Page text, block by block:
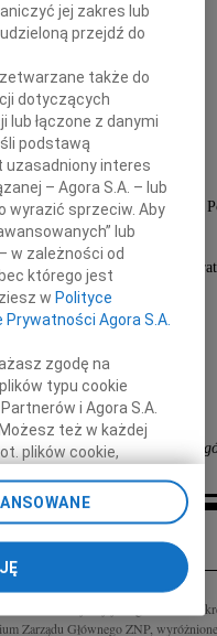
smutkiem zawiadamiamy,
16 sierpnia 2011 roku
odszedł na zawsze
Kolega
Ujejski
Związku Nauczycielstwa
wśród nas była nieoceniona.
stanowi niepowetowaną
Naszego Prezesa
składamy
najgłębszego współczucia.
z Oddziału ZNP Kraków -
kondolencje
kol. Andrzeja Ujejskiego Prezesa
Zarządu Głównego ZNP,
jej zakres lub
przejdź do
także do
dotyczących
lub łączone z danymi
podstawą
interes
– Agora S.A. – lub
wyrazić sprzeciw. Aby
lub
w zależności od
którego jest
w Polityce
Prywatności Agora S.A.
zgodę na
typu cookie
i Agora S.A.
też w każdej
plików cookie,
poprzez
w stopce serwisu i
zaawansowane”.
jest także za
możemy